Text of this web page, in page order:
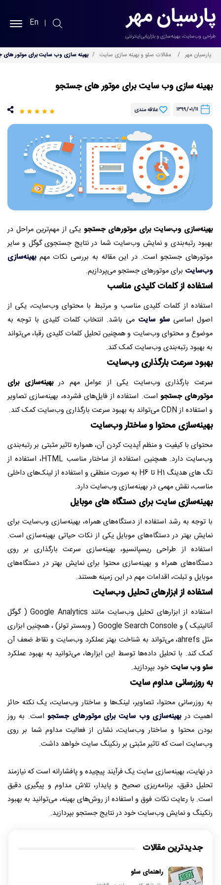
پارسیان مهر
طراحی سایت
سئو سایت
نمونه کارها
خدمات
بلاگ
درباره ما
تماس با ما
En
پارسیان مهر مقالات سئو و بهینه سازی سایت بهینه سازی وب سایت برای موتور
بهینه سازی وب سایت برای موتور های جستجو
۱۳۹۹/۰۱/۱۱ علاقه مندی
بهینه‌سازی وب‌سایت برای موتورهای جستجو یکی از مهم‌ترین مراحل در
بهبود رتبه‌بندی و نمایش وب‌سایت شما در نتایج جستجوی گوگل و سایر
موتورهای جستجو است. در این مقاله به بررسی نکات مهمبهینه‌سازی
وب‌سایت برای موتورهای جستجو می‌پردازیم.
استفاده از کلمات کلیدی مناسب
استفاده از کلمات کلیدی مناسب و مرتبط با محتوای وب‌سایت، یکی از
اصول اساسیسئو سایت می باشد. انتخاب کلمات کلیدی با توجه به
موضوع و محتوای وب‌سایت و همچنین تحلیل کلمات کلیدی رقبا، می‌تواند
به بهبود رتبه‌بندی وب‌سایت کمک کند.
بهبود سرعت بارگذاری وب‌سایت
سرعت بارگذاری وب‌سایت یکی از عوامل مهم دربهینه‌سازی برای
موتورهای جستجو است. استفاده از فایل‌های فشرده، بهینه‌سازی تصاویر
و استفاده از CDN می‌تواند به بهبود سرعت بارگذاری وب‌سایت کمک کند.
بهینه‌سازی محتوا و ساختار وب‌سایت
محتوای با کیفیت و منظم آپدیت کردن آن، همواره تاثیر مثبتی بر رتبه‌بندی
وب‌سایت دارد. همچنین استفاده از ساختار مناسب HTML، استفاده از
تگ های هدینگ H1 تا H6 به صورت منطقی و استفاده از لینک‌های داخلی
مناسب، نقش مهمی در بهینه‌سازی وب‌سایت دارد.
بهینه‌سازی سایت برای دستگاه های موبایل
با توجه به رشد استفاده از دستگاه‌های همراه، بهینه‌سازی وب‌سایت برای
نمایش بهتر در دستگاه‌های موبایل یکی از نکات حیاتی بهینه‌سازی است.
استفاده از طراحی ریسپانسیو، بهینه‌سازی سرعت بارگذاری بر روی
دستگاه‌های همراه و بهینه‌سازی محتوا برای نمایش بهتر در دستگاه‌های
موبایل و تبلت، اقدامات مهم در این زمینه هستند.
استفاده از ابزارهای تحلیل وب‌سایت
استفاده از ابزارهای تحلیل وب‌سایت مانند Google Analytics ( گوگل
آنالیتیک ) و Google Search Console ( وبمستر تولز) ، همچنین ابزاری
مثل ahrefs، می‌تواند به شناخت بهتر عملکرد وب‌سایت و نقاط ضعف آن
کمک کند. با تحلیل داده‌ها توسط این ابزارها، می‌توانید به بهبود عملکرد
سئو وب سایت خود بپردازید.
به روزرسانی مداوم سایت
به روزرسانی محتوا، تصاویر، لینک‌ها و ساختار وب‌سایت، یک نکته حائز
اهمیت دربهینه‌سازی وب سایت برای موتورهای جستجواست. به روز
بودن محتوا و ساختار وب‌سایت، نشان از فعالیت مداوم شما بر روی
وب‌سایت است که تاثیر مثبتی بر رنکینگ سایت خواهد داشت.
در نهایت، بهینه‌سازی سایت یک فرآیند پیچیده و پافشارانه است که نیازمند
تحلیل دقیق، برنامه‌ریزی صحیح و پایدار، تلاش مداوم و پیگیری دقیق
است. با رعایت نکات فوق و استفاده از روش‌های بهینه، می‌توانید به بهبود
رنکینگ و نمایش وب‌سایت خود در نتایج جستجو بپردازید.
جدیدترین مقالات
راهنمای سئو